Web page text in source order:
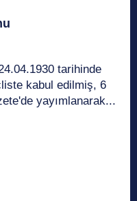
tarihinde
kabul edilmiş, 6
yayımlanarak...